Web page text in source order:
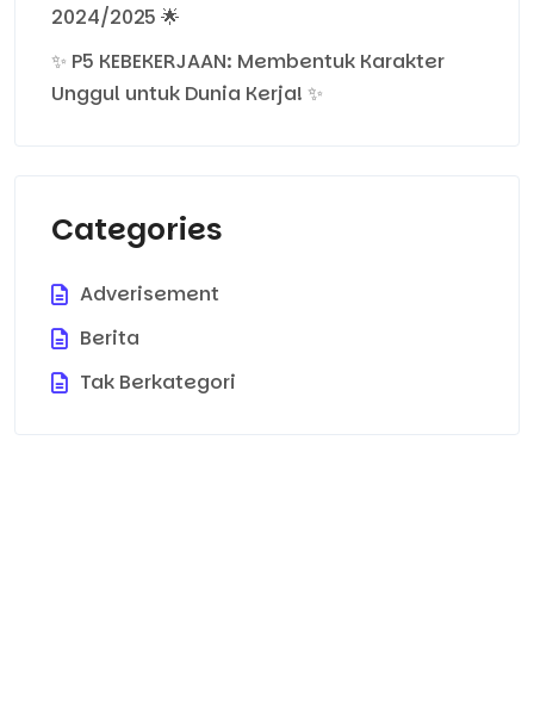
2024/2025 🌟
✨ P5 KEBEKERJAAN: Membentuk Karakter
Unggul untuk Dunia Kerja! ✨
Categories
Adverisement
Berita
Tak Berkategori